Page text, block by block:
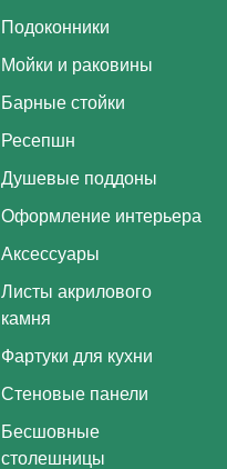
Подоконники
Мойки и раковины
Барные стойки
Ресепшн
Душевые поддоны
Оформление интерьера
Аксессуары
Листы акрилового
камня
Фартуки для кухни
Стеновые панели
Бесшовные
столешницы